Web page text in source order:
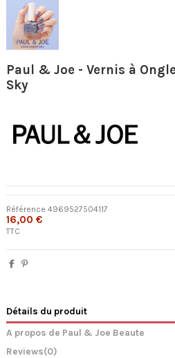
Paul & Joe - Vernis à
Sky
Référence 4969527504117
16,00 €
TTC
Détails du produit
A propos de Paul & Joe Beaute
Reviews(0)